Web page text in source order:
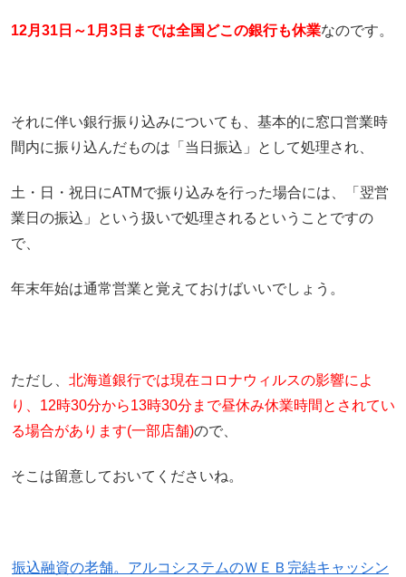
12月31日～1月3日までは全国どこの銀行も休業なのです。
それに伴い銀行振り込みについても、基本的に窓口営業時
間内に振り込んだものは「当日振込」として処理され、
土・日・祝日にATMで振り込みを行った場合には、「翌営
業日の振込」という扱いで処理されるということですの
で、
年末年始は通常営業と覚えておけばいいでしょう。
ただし、 北海道銀行では現在コロナウィルスの影響によ
り、12時30分から13時30分まで昼休み休業時間とされてい
る場合があります(一部店舗)ので、
そこは留意しておいてくださいね。
振込融資の老舗。アルコシステムのＷＥＢ完結キャッシン